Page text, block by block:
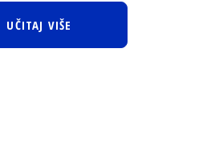
UČITAJ VIŠE